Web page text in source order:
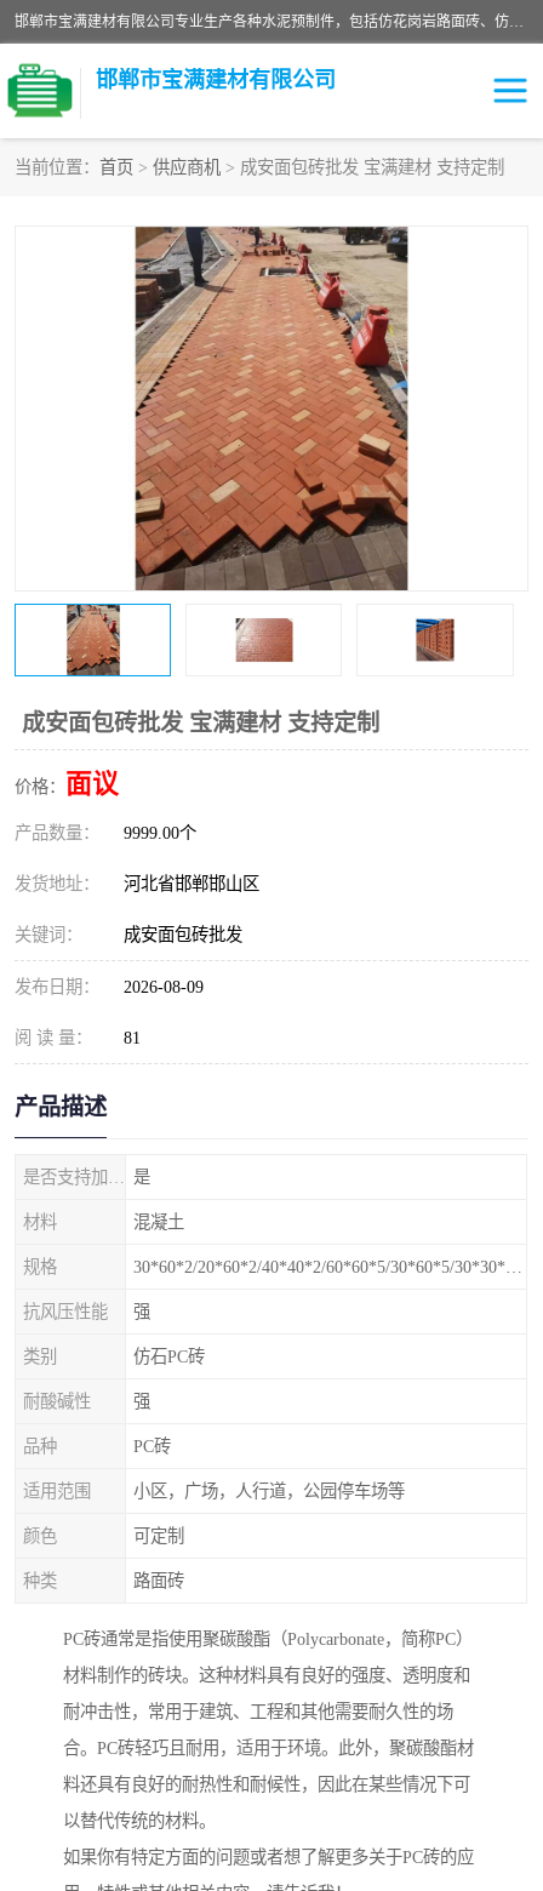
邯郸市宝满建材有限公司专业生产各种水泥预制件，包括仿花岗岩路面砖、仿花岗岩人行道砖、仿花岗岩路侧石、烧结砖、植草砖、码头砖连锁块、仿花岗岩路侧石、沙井盖、水泥盖板等各种水泥制品
邯郸市宝满建材有限公司
当前位置： 首页 > 供应商机 > 成安面包砖批发 宝满建材 支持定制
成安面包砖批发 宝满建材 支持定制
价格： 面议
产品数量： 9999.00个
发货地址： 河北省邯郸邯山区
关键词： 成安面包砖批发
发布日期： 2026-08-09
阅 读 量： 81
产品描述
是
材料 混凝土
规格
抗风压性能 强
类别 仿石PC砖
耐酸碱性 强
品种 PC砖
适用范围 小区，广场，人行道，公园停车场等
颜色 可定制
种类 路面砖
PC砖通常是指使用聚碳酸酯（Polycarbonate，简称PC）
材料制作的砖块。这种材料具有良好的强度、透明度和
耐冲击性，常用于建筑、工程和其他需要耐久性的场
合。PC砖轻巧且耐用，适用于环境。此外，聚碳酸酯材
料还具有良好的耐热性和耐候性，因此在某些情况下可
以替代传统的材料。
如果你有特定方面的问题或者想了解更多关于PC砖的应
混凝土路沿石
便道砖
花岗岩路岩石 盲道砖
pc仿石砖